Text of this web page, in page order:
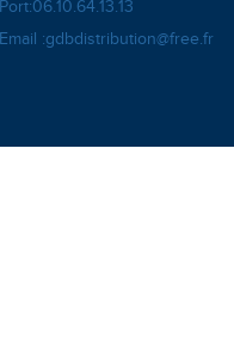
Port:06.10.64.13.13
Email :gdbdistribution@free.fr